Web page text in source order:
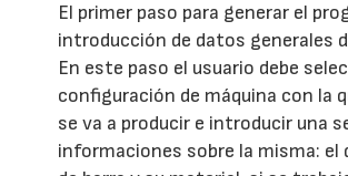
El primer paso para generar el
introducción de datos generales
En este paso el usuario debe
configuración de máquina con la
se va a producir e introducir una
informaciones sobre la misma: el